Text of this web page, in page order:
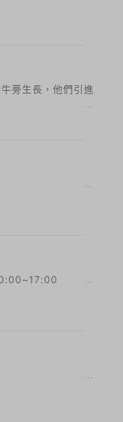
蒡生長，他們引進